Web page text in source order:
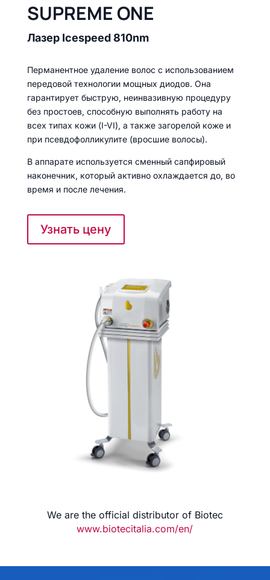
SUPREME ONE
Лазер Icespeed 810nm
Перманентное удаление волос с использованием
передовой технологии мощных диодов. Она
гарантирует быструю, неинвазивную процедуру
без простоев, способную выполнять работу на
всех типах кожи (I-VI), а также загорелой коже и
при псевдофолликулите (вросшие волосы).
В аппарате используется сменный сапфировый
наконечник, который активно охлаждается до, во
время и после лечения.
Узнать цену
We are the official distributor of Biotec
www.biotecitalia.com/en/